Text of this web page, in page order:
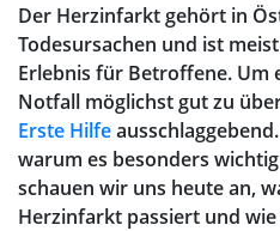
Der Herzinfarkt gehört in
Todesursachen und ist
Erlebnis für Betroffene. Um
Notfall möglichst gut zu
Erste Hilfe
warum es besonders
schauen wir uns heute an,
Herzinfarkt passiert und